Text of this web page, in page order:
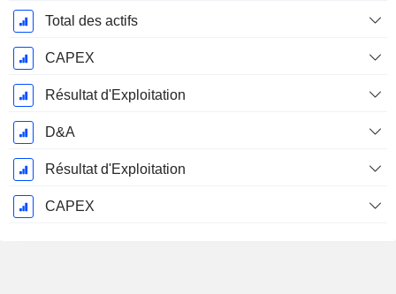
Total des actifs
CAPEX
Résultat d'Exploitation
D&A
Résultat d'Exploitation
CAPEX